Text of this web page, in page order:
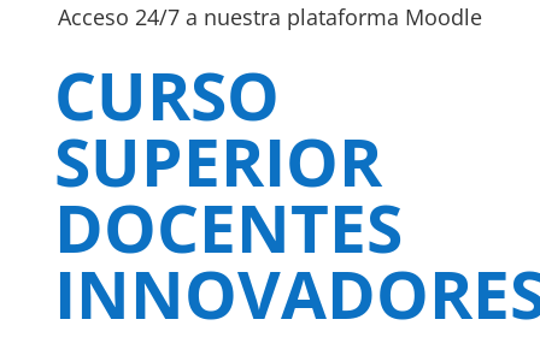
Acceso 24/7 a nuestra plataforma Moodle
CURSO
SUPERIOR
DOCENTES